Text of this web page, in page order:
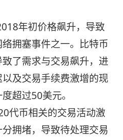
年初价格飙升，导致
拥塞事件之一。比特币
了需求与交易飙升，进
及交易手续费激增的现
超过50美元。
代币相关的交易活动激
拥堵，导致待处理交易